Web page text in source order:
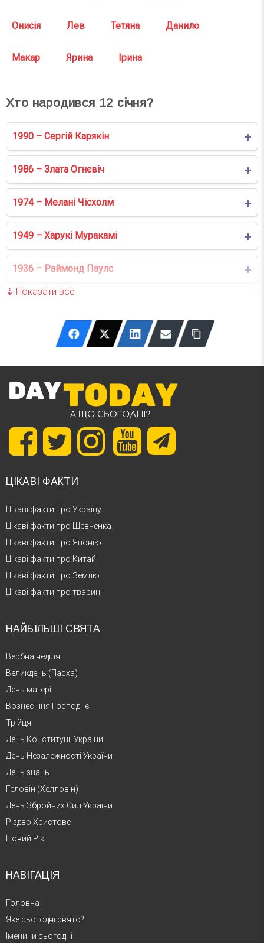
Онисія Лев Тетяна Данило
Макар Ярина Ірина
Хто народився 12 січня?
1990 – Сергій Карякін
1986 – Злата Огнєвіч
1974 – Мелані Чісхолм
1949 – Харукі Муракамі
1936 – Раймонд Паулс
1822 – Етьєн Ленуар
ЦІКАВІ ФАКТИ
Цікаві факти про Україну
Цікаві факти про Шевченка
Цікаві факти про Японію
Цікаві факти про Китай
Цікаві факти про Землю
Цікаві факти про тварин
НАЙБІЛЬШІ СВЯТА
Вербна неділя
Великдень (Пасха)
День матері
Вознесіння Господнє
Трійця
День Конституції України
День Незалежності України
День знань
Геловін (Хелловін)
День Збройних Сил України
Різдво Христове
Новий Рік
НАВІГАЦІЯ
Головна
Яке сьогодні свято?
Іменини сьогодні